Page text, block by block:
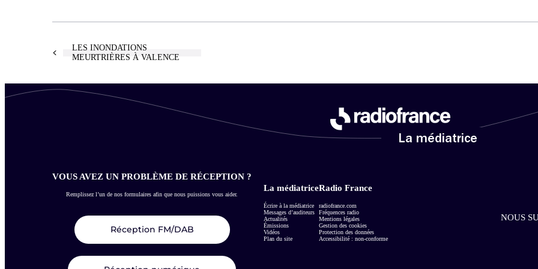
LES INONDATIONS
MEURTRIÈRES À VALENCE
La médiatrice
VOUS AVEZ UN PROBLÈME DE RÉCEPTION ?
Remplissez l’un de nos formulaires afin que nous puissions vous aider.
Réception FM/DAB
La médiatrice
Écrire à la médiatrice
Messages d’auditeurs
Actualités
Émissions
Vidéos
Plan du site
Radio France
radiofrance.com
Fréquences radio
Mentions légales
Gestion des cookies
Protection des données
Accessibilité : non-conforme
NOUS